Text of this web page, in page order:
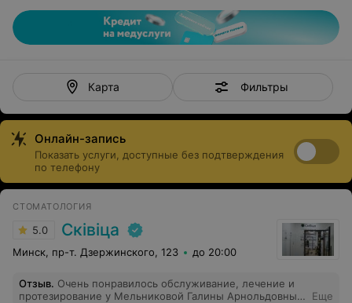
утраченных зубов, так и вернуть улыбку при
практически полной их потере. Виды имплантации:
коронки буквально за один-два дня) и двухэтапная
(наиболее часто встречающаяся, когда между
этапами проходят промежутки в несколько
Технологии All-on-4 и All-on-6. В первом варианте
протезирование происходит на четырех
имплантах, во втором соответственно на шести.
Стоимость процедуры зависит от бренда и страны-
производителя, а также типа импланта. Имеются
противопоказания, требуется подготовка ротовой
полости (профессиональная гигиена, обязательно
Карта Фильтры
Онлайн-запись
Показать услуги, доступные без подтверждения
по телефону
СТОМАТОЛОГИЯ
5.0 Сківіца
Минск, пр-т. Дзержинского, 123 до 20:00
Отзыв. Очень понравилось обслуживание, лечение и
протезирование у Мельниковой Галины Арнольдовны и
Еще